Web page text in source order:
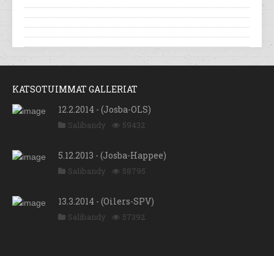
KATSOTUIMMAT GALLERIAT
12.2.2014 - (Josba-OLS)
Salibandy 59432
5.12.2013 - (Josba-Happee)
Salibandy 58795
13.3.2014 - (Oilers-SPV)
Salibandy 57392